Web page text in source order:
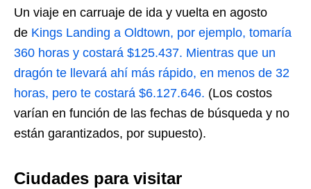
Un viaje en carruaje de ida y vuelta en agosto
de Kings Landing a Oldtown, por ejemplo, tomaría
360 horas y costará $125.437. Mientras que un
dragón te llevará ahí más rápido, en menos de 32
horas, pero te costará $6.127.646. (Los costos
varían en función de las fechas de búsqueda y no
están garantizados, por supuesto).
Ciudades para visitar